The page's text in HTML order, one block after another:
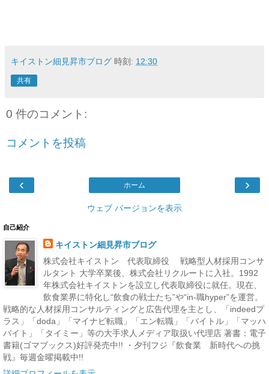
キイストン細見昇市ブログ 時刻: 12:30
共有
0 件のコメント:
コメントを投稿
‹ ›
ホーム
ウェブ バージョンを表示
自己紹介
キイストン細見昇市ブログ
株式会社キイストン 代表取締役 戦略型人材採用コンサ
ルタント 大学卒業後、株式会社リクルートに入社。1992
年株式会社キイストンを設立し代表取締役に就任。現在、
飲食業界に特化し“飲食の戦士たち”や“in-職hyper”を運営。
戦略的な人材採用コンサルティングと広告代理を主とし、「indeedプ
ラス」「doda」「マイナビ転職」「エン転職」「バイトル」「マッハ
バイト」「タイミー」等の大手求人メディア取扱い代理店 著書：電子
書籍(ゴマブックス)好評発売中!! ・夕刊フジ『飲食業 新時代への挑
戦』毎週金曜掲載中!!